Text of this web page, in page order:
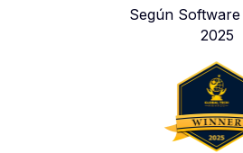
Según
2025